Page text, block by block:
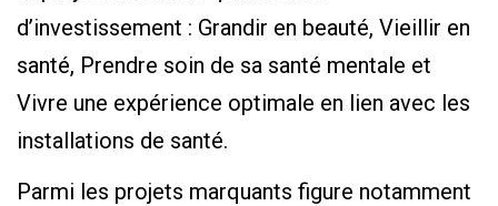
d’investissement : Grandir en beauté, Vieillir en
santé, Prendre soin de sa santé mentale et
Vivre une expérience optimale en lien avec les
installations de santé.
Parmi les projets marquants figure notamment